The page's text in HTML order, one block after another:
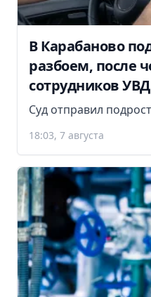
В Карабаново
разбоем, после
сотрудников
Суд отправил
18:03, 7 августа